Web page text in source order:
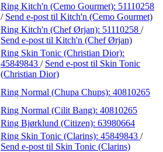
Ring Kitch'n (Cemo Gourmet): 51110258
/ Send e-post til Kitch'n (Cemo Gourmet)
Ring Kitch'n (Chef Ørjan): 51110258 /
Send e-post til Kitch'n (Chef Ørjan)
Ring Skin Tonic (Christian Dior):
45849843 / Send e-post til Skin Tonic
(Christian Dior)
Ring Normal (Chupa Chups): 40810265
Ring Normal (Cilit Bang): 40810265
Ring Bjørklund (Citizen): 63980664
Ring Skin Tonic (Clarins): 45849843 /
Send e-post til Skin Tonic (Clarins)